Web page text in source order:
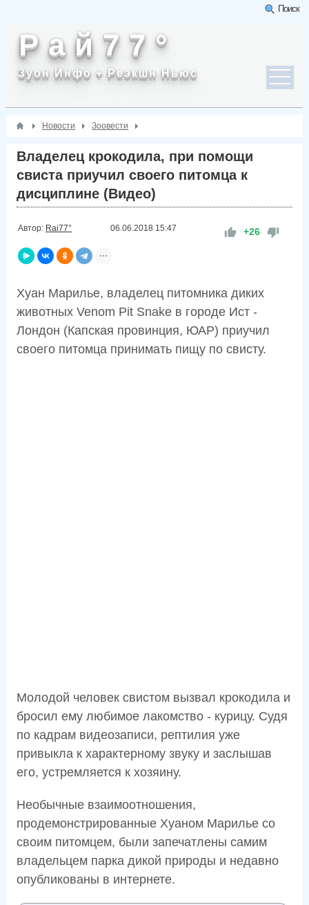
Поиск
Р а й 7 7 °
Зуон Инфо + Реэкшн Ньюс
Новости Зоовести
Владелец крокодила, при помощи
свиста приучил своего питомца к
дисциплине (Видео)
Автор: Rai77° 06.06.2018 15:47 +26
Хуан Марилье, владелец питомника диких
животных Venom Pit Snake в городе Ист -
Лондон (Капская провинция, ЮАР) приучил
своего питомца принимать пищу по свисту.
Молодой человек свистом вызвал крокодила и
бросил ему любимое лакомство - курицу. Судя
по кадрам видеозаписи, рептилия уже
привыкла к характерному звуку и заслышав
его, устремляется к хозяину.
Необычные взаимоотношения,
продемонстрированные Хуаном Марилье со
своим питомцем, были запечатлены самим
владельцем парка дикой природы и недавно
опубликованы в интернете.